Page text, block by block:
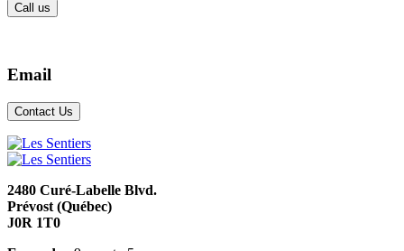
Call us
Email
Contact Us
2480 Curé-Labelle Blvd.
Prévost (Québec)
J0R 1T0